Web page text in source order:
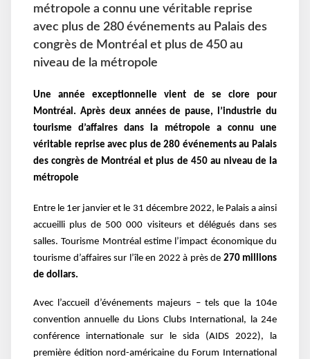
métropole a connu une véritable reprise
avec plus de 280 événements au Palais des
congrès de Montréal et plus de 450 au
niveau de la métropole
Une année exceptionnelle vient de se clore pour
Montréal. Après deux années de pause, l’industrie du
tourisme d’affaires dans la métropole a connu une
véritable reprise avec plus de280 événements au Palais
des congrès de Montréal et plus de 450 au niveau de la
métropole
Entre le 1er janvier et le 31 décembre 2022, le Palais a ainsi
accueilli plus de 500 000 visiteurs et déléguésdans ses
salles. Tourisme Montréal estime l’impact économique du
tourisme d’affaires sur l’île en 2022 à près de 270 millions
de dollars.
Avec l’accueil d’événements majeurs – tels que la 104e
convention annuelle du Lions Clubs International, la 24e
conférence internationale sur le sida (AIDS 2022), la
première édition nord-américaine du Forum International